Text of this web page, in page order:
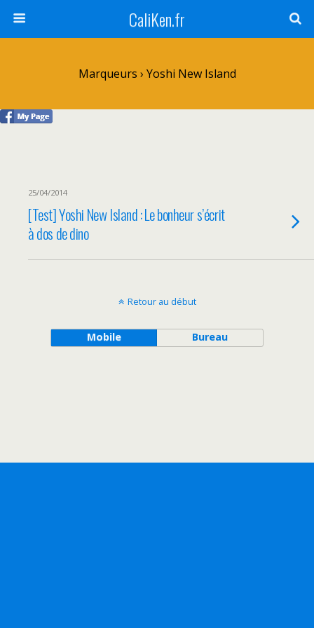
CaliKen.fr
Marqueurs › Yoshi New Island
25/04/2014
[Test] Yoshi New Island : Le bonheur s’écrit
à dos de dino
Retour au début
Mobile Bureau